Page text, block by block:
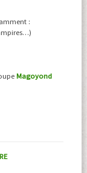
:
Magoyond